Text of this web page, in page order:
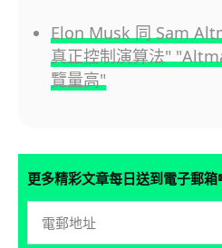
Elon Musk 同 Sam
真正控制演算法"
覽量高"
更多精彩文章每日送到電子郵箱